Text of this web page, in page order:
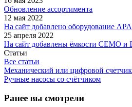
Обновление ассортимента
12 мая 2022
На сайт добавлено оборудование
25 апреля 2022
На сайт добавлены ёмкости CEMO и
Статьи
Все статьи
Механический или цифровой
Ручные насосы со счётчиком
Ранее вы смотрели